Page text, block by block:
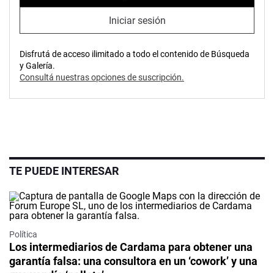
Iniciar sesión
Disfrutá de acceso ilimitado a todo el contenido de Búsqueda
y Galería.
Consultá nuestras opciones de suscripción.
TE PUEDE INTERESAR
Política
Los intermediarios de Cardama para obtener una
garantía falsa: una consultora en un ‘cowork’ y una